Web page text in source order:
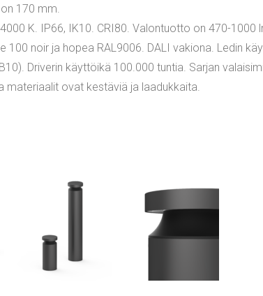
170 mm.
K. IP66, IK10. CRI80. Valontuotto on 470-1000
100 noir ja hopea RAL9006. DALI vakiona. Ledin
Driverin käyttöikä 100.000 tuntia. Sarjan
materiaalit ovat kestäviä ja laadukkaita.